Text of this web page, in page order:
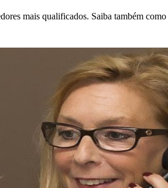
mais qualificados. Saiba também